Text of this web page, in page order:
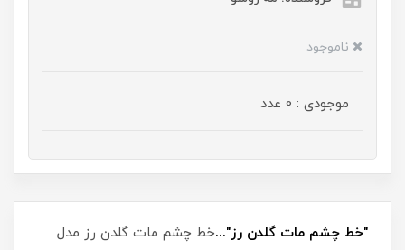
ناموجود
موجودی : 0 عدد
"خط چشم مات گلدن رز"...خط چشم مات گلدن رز مدل